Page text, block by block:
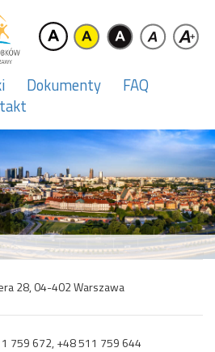
Dokumenty
FAQ
28, 04-402 Warszawa
759 672, +48 511 759 644